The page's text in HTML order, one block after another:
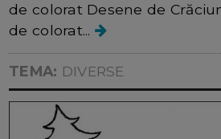
de colorat Desene de
de colorat...
TEMA: DIVERSE